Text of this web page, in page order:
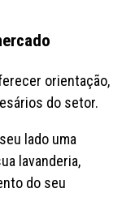
orientação,
do setor.
lado uma
lavanderia,
do seu